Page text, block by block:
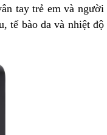
tay trẻ em và người
tế bào da và nhiệt độ